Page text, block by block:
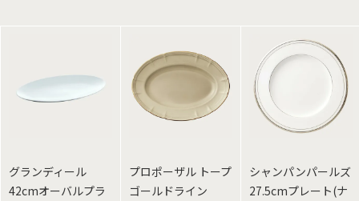
グランディール
42cmオーバルプラ
プロポーザル トープ
ゴールドライン
シャンパンパールズ
27.5cmプレート(ナ